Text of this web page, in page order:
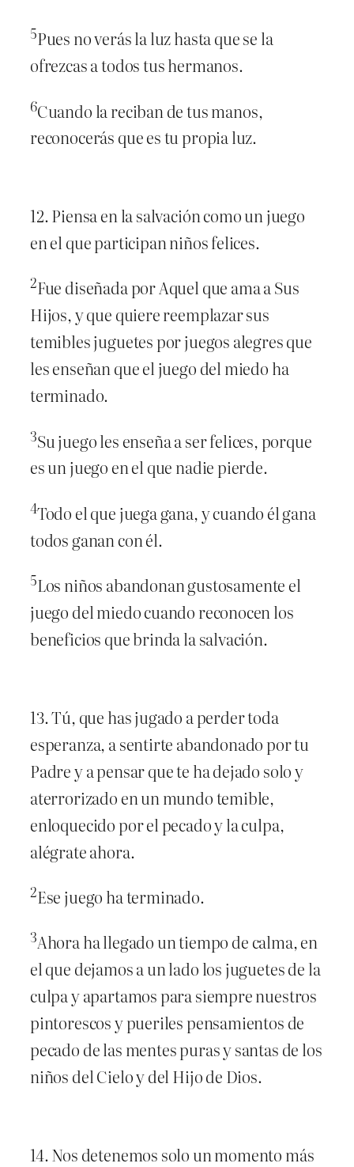
5Pues no verás la luz hasta que se la
ofrezcas a todos tus hermanos.
6Cuando la reciban de tus manos,
reconocerás que es tu propia luz.
12. Piensa en la salvación como un juego
en el que participan niños felices.
2Fue diseñada por Aquel que ama a Sus
Hijos, y que quiere reemplazar sus
temibles juguetes por juegos alegres que
les enseñan que el juego del miedo ha
terminado.
3Su juego les enseña a ser felices, porque
es un juego en el que nadie pierde.
4Todo el que juega gana, y cuando él gana
todos ganan con él.
5Los niños abandonan gustosamente el
juego del miedo cuando reconocen los
beneficios que brinda la salvación.
13. Tú, que has jugado a perder toda
esperanza, a sentirte abandonado por tu
Padre y a pensar que te ha dejado solo y
aterrorizado en un mundo temible,
enloquecido por el pecado y la culpa,
alégrate ahora.
2Ese juego ha terminado.
3Ahora ha llegado un tiempo de calma, en
el que dejamos a un lado los juguetes de la
culpa y apartamos para siempre nuestros
pintorescos y pueriles pensamientos de
pecado de las mentes puras y santas de los
niños del Cielo y del Hijo de Dios.
14. Nos detenemos solo un momento más